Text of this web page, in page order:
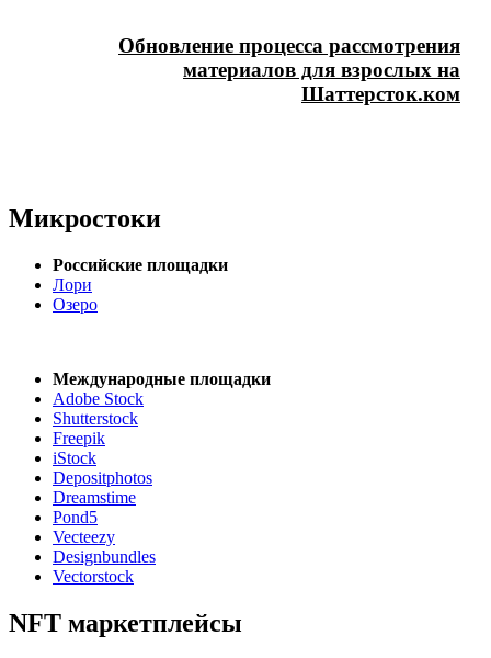
Обновление процесса рассмотрения
материалов для взрослых на
Шаттерсток.ком
Микростоки
Российские площадки
Лори
Озеро
Международные площадки
Adobe Stock
Shutterstock
Freepik
iStock
Depositphotos
Dreamstime
Pond5
Vecteezy
Designbundles
Vectorstock
NFT маркетплейсы